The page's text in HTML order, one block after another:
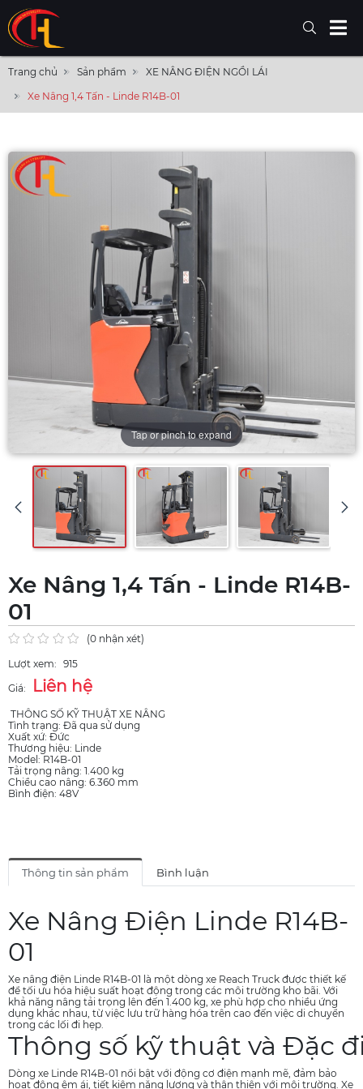
Trang chủ Sản phẩm
XE NÂNG ĐIỆN NGỒI LÁI
Xe Nâng 1,4 Tấn - Linde R14B-01
Tap or pinch to expand
Xe Nâng 1,4 Tấn - Linde R14B-
01
(0 nhận xét)
Lượt xem: 915
Giá:
Liên hệ
THÔNG SỐ KỸ THUẬT XE NÂNG
Tình trạng: Đã qua sử dụng
Xuất xứ: Đức
Thương hiệu: Linde
Model: R14B-01
Tải trọng nâng: 1.400 kg
Chiều cao nâng: 6.360 mm
Bình điện: 48V
Thông tin sản phẩm Bình luận
Xe Nâng Điện Linde R14B-
01
Xe nâng điện Linde R14B-01 là một dòng xe Reach Truck được thiết kế
để tối ưu hóa hiệu suất hoạt động trong các môi trường kho bãi. Với
khả năng nâng tải trọng lên đến 1.400 kg, xe phù hợp cho nhiều ứng
dụng khác nhau, từ việc lưu trữ hàng hóa trên cao đến việc di chuyển
trong các lối đi hẹp.
Thông số kỹ thuật và Đặc
Dòng xe Linde R14B-01 nổi bật với động cơ điện mạnh mẽ, đảm bảo
hoạt động êm ái, tiết kiệm năng lượng và thân thiện với môi trường. Xe